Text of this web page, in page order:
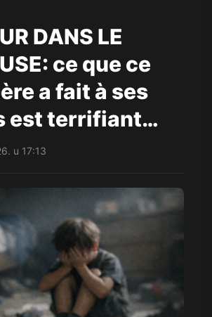
DANS LE
ce que ce
a fait à ses
est terrifiant…
u 17:13